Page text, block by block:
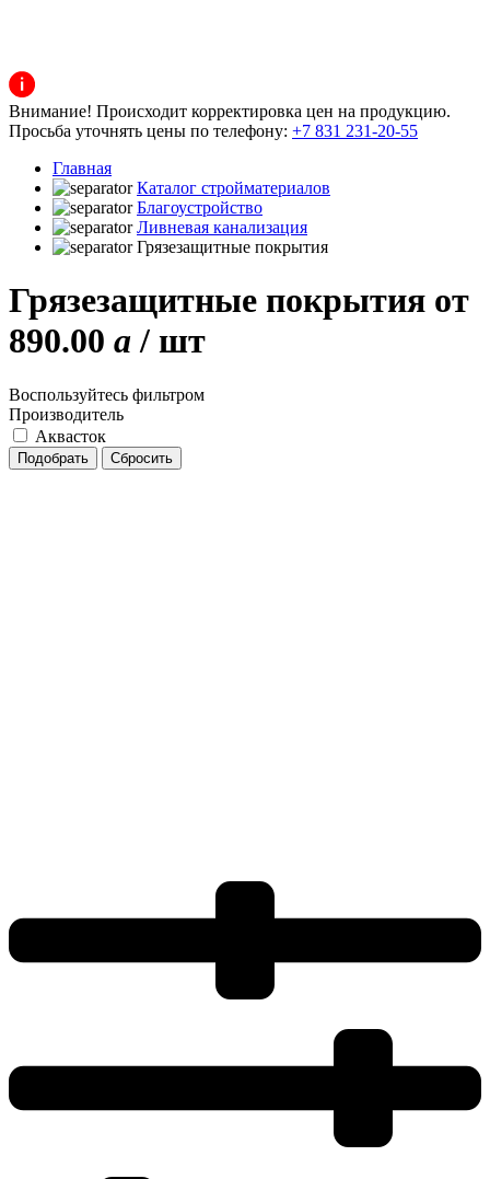
Внимание! Происходит корректировка цен на продукцию.
Просьба уточнять цены по телефону: +7 831 231-20-55
Главная
Каталог стройматериалов
Благоустройство
Ливневая канализация
Грязезащитные покрытия
Грязезащитные покрытия от
890.00 a/ шт
Воспользуйтесь фильтром
Производитель
Аквасток